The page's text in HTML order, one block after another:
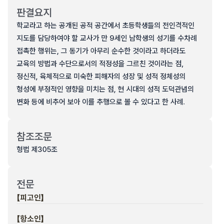
판결요지
학교라고 하는 공개된 공적 공간에서 초등학생들의 전인격적인
지도를 담당하여야 할 교사가 만 9세인 남학생의 성기를 수차례
접촉한 행위는, 그 동기가 아무리 순수한 것이라고 하더라도
교육의 방법과 수단으로서의 적정성을 그르친 것이라는 점,
정신적, 육체적으로 미숙한 피해자의 성장 및 성적 정체성의
형성에 부정적인 영향을 미치는 점, 현 시대의 성적 도덕관념의
변화 등에 비추어 보아 이를 추행으로 볼 수 있다고 한 사례.
참조조문
형법 제305조
전문
【피고인】
【항소인】